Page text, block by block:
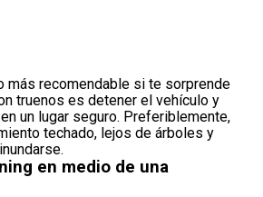
más recomendable si te sorprende
truenos es detener el vehículo y
un lugar seguro. Preferiblemente,
techado, lejos de árboles y
en medio de una